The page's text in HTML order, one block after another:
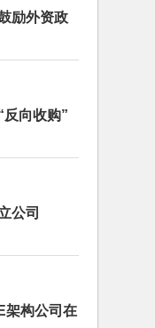
励外资政
向收购”
公司
架构公司在